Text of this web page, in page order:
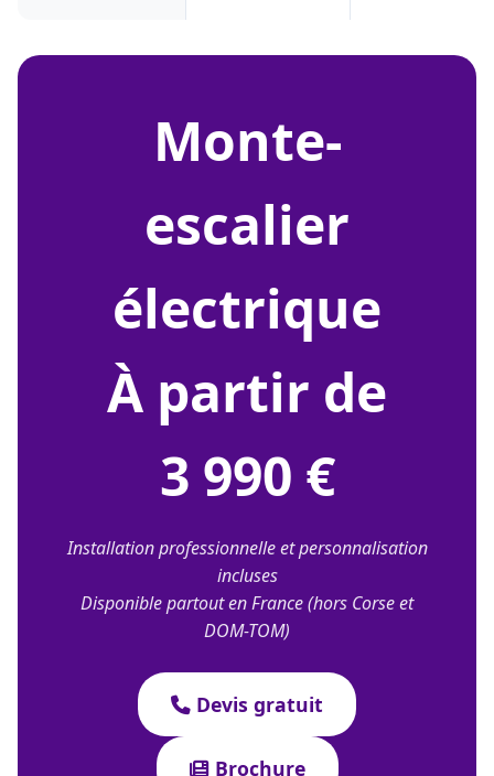
monte-
escalier
électrique
À partir de
3 990 €
Installation professionnelle et personnalisation
incluses
Disponible partout en France (hors Corse et
DOM-TOM)
Devis gratuit
Brochure